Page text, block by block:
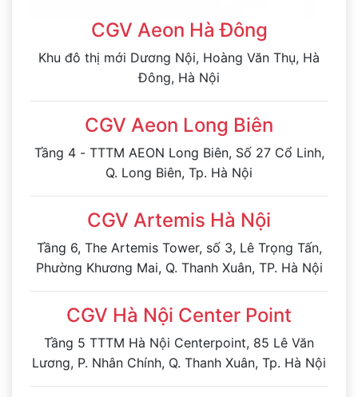
CGV Aeon Hà Đông
Khu đô thị mới Dương Nội, Hoàng Văn Thụ, Hà
Đông, Hà Nội
CGV Aeon Long Biên
Tầng 4 - TTTM AEON Long Biên, Số 27 Cổ Linh,
Q. Long Biên, Tp. Hà Nội
CGV Artemis Hà Nội
Tầng 6, The Artemis Tower, số 3, Lê Trọng Tấn,
Phường Khương Mai, Q. Thanh Xuân, TP. Hà Nội
CGV Hà Nội Center Point
Tầng 5 TTTM Hà Nội Centerpoint, 85 Lê Văn
Lương, P. Nhân Chính, Q. Thanh Xuân, Tp. Hà Nội